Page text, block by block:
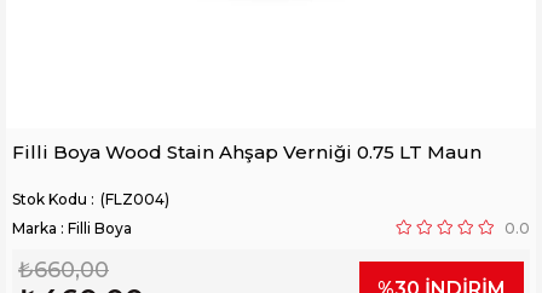
Filli Boya Wood Stain Ahşap Verniği 0.75 LT Maun
(FLZ004)
Marka : Filli Boya 0.0
₺660,00
%30 İNDIRIM